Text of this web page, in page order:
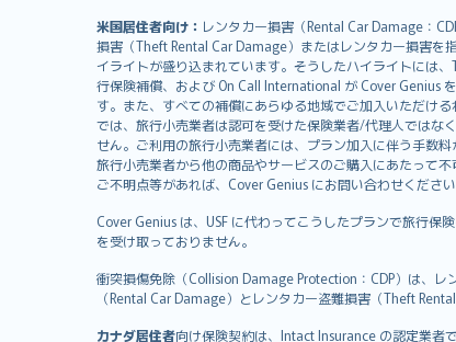
米国居住者向け： レンタカー損害（Rental Car Damage：
損害（Theft Rental Car Damage）またはレンタカー損害を
イライトが盛り込まれています。そうしたハイライトには
行保険補償、および On Call International が Cover Genius
す。また、すべての補償にあらゆる地域でご加入いただける
では、旅行小売業者は認可を受けた保険業者/代理人ではな
せん。ご利用の旅行小売業者には、プラン加入に伴う手数
旅行小売業者から他の商品やサービスのご購入にあたって
ご不明点等があれば、Cover Genius にお問い合わせくださ
Cover Genius は、USF に代わってこうしたプランで旅行
を受け取っておりません。
衝突損傷免除（Collision Damage Protection：CDP）は、
（Rental Car Damage）とレンタカー盗難損害（Theft
カナダ居住者向け保険契約は、Intact Insurance の認定業者
česky
Русский
ภาษาไทย
български
català
Hrvatski
eesti
Ελληνικά
Magyar
Íslenska
Bahasa Indonesia
latviešu